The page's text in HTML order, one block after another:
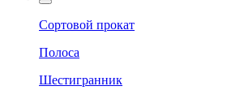
Сортовой прокат
Полоса
Шестигранник